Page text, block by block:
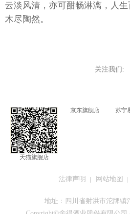
云淡风清，亦可酣畅淋漓，人
木尽陶然。
关注我们:
天猫旗舰店
京东旗舰店 苏宁
法律声明 网站地图
地址：四川省射洪市沱牌镇